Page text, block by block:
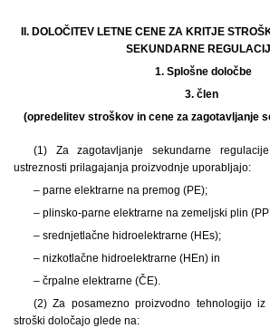
II. DOLOČITEV LETNE CENE ZA KRITJE
SEKUNDARNE
1. Splošne določbe
3. člen
(opredelitev stroškov in cene za zagotavljanje
(1) Za zagotavljanje sekundarne
ustreznosti prilagajanja proizvodnje uporabljajo:
– parne elektrarne na premog (PE);
– plinsko-parne elektrarne na zemeljski plin
– srednjetlačne hidroelektrarne (HEs);
– nizkotlačne hidroelektrarne (HEn) in
– črpalne elektrarne (ČE).
(2) Za posamezno proizvodno tehnologijo
stroški določajo glede na: